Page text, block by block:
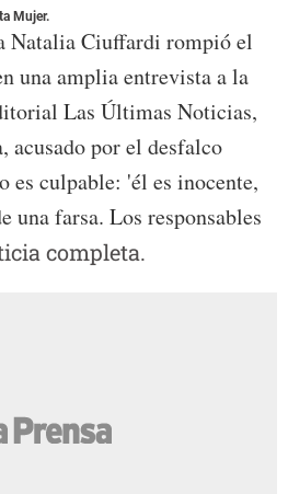
Mujer.
Natalia Ciuffardi rompió el
una amplia entrevista a la
Las Últimas Noticias,
acusado por el desfalco
culpable: 'él es inocente,
una farsa. Los responsables
completa.